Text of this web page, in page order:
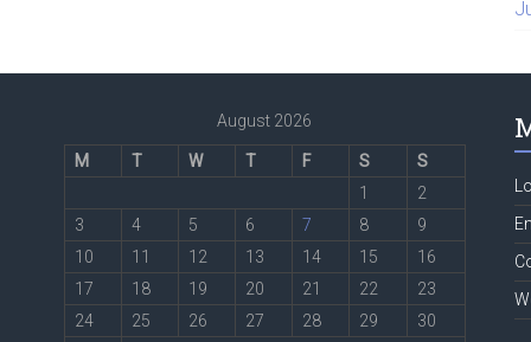
August 2026
M T W T F S S
1
2
3
4 5 6 7 8
9
10
11 12 13 14 15
16
17
18 19 20 21 22
23
24
25 26 27 28 29
30